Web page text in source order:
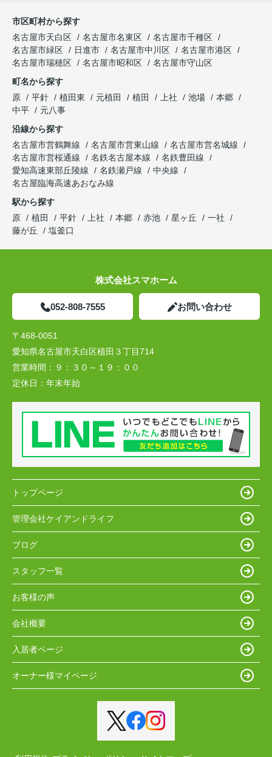
市区町村から探す
名古屋市天白区
名古屋市名東区
名古屋市千種区
名古屋市緑区
日進市 名古屋市中川区
名古屋市港区
名古屋市瑞穂区
名古屋市昭和区
名古屋市守山区
町名から探す
原
平針 植田東 元植田 植田 上社 池場
本郷
中平
元八事
沿線から探す
名古屋市営鶴舞線
名古屋市営東山線
名古屋市営名城線
名古屋市営桜通線
名鉄名古屋本線
名鉄豊田線
愛知高速東部丘陵線
名鉄瀬戸線
中央線
名古屋臨海高速あおなみ線
駅から探す
原
植田 平針 上社 本郷 赤池 星ヶ丘
一社
藤が丘
塩釜口
株式会社スマホーム
052-808-7555 お問い合わせ
〒468-0051
愛知県名古屋市天白区植田３丁目714
営業時間： ９：３０～１９：００
定休日： 年末年始
トップページ
管理会社ケイアンドライフ
ブログ
スタッフ一覧
お客様の声
会社概要
入居者ページ
オーナー様マイページ